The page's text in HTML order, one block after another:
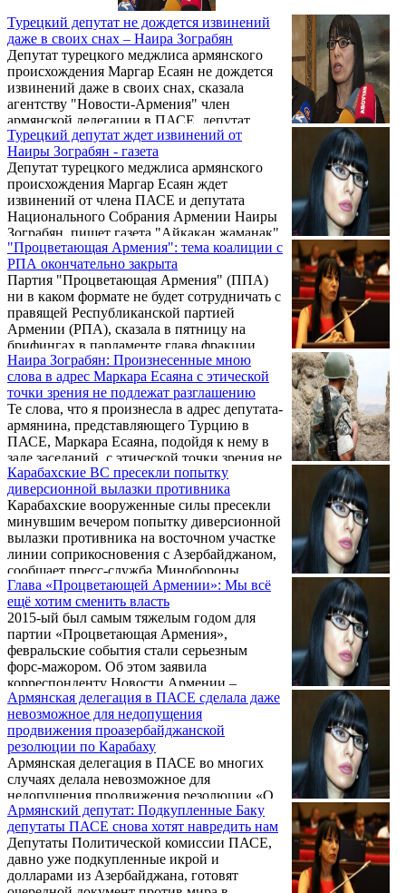
Турецкий депутат не дождется извинений
даже в своих снах – Наира Зограбян
Депутат турецкого меджлиса армянского
происхождения Маргар Есаян не дождется
извинений даже в своих снах, сказала
агентству "Новости-Армения" член
армянской делегации в ПАСЕ, депутат
Национального Собрания Армении Наира
Зограбян.
Турецкий депутат ждет извинений от
Наиры Зограбян - газета
Депутат турецкого меджлиса армянского
происхождения Маргар Есаян ждет
извинений от члена ПАСЕ и депутата
Национального Собрания Армении Наиры
Зограбян, пишет газета "Айкакан жаманак"
("Армянское время").
"Процветающая Армения": тема коалиции с
РПА окончательно закрыта
Партия "Процветающая Армения" (ППА)
ни в каком формате не будет сотрудничать с
правящей Республиканской партией
Армении (РПА), сказала в пятницу на
брифингах в парламенте глава фракции
"Процветающая Армения" Наира Зограбян.
Наира Зограбян: Произнесенные мною
слова в адрес Маркара Есаяна с этической
точки зрения не подлежат разглашению
Те слова, что я произнесла в адрес депутата-
армянина, представляющего Турцию в
ПАСЕ, Маркара Есаяна, подойдя к нему в
зале заседаний, с этической точки зрения не
подлежат разглашению. Об этом в беседе с
корреспондентом Новости Армении –
NEWS.am заявила член армянской
делегации в ПАСЕ Наира Зограбян.
Карабахские ВС пресекли попытку
диверсионной вылазки противника
Карабахские вооруженные силы пресекли
минувшим вечером попытку диверсионной
вылазки противника на восточном участке
линии соприкосновения с Азербайджаном,
сообщает пресс-служба Минобороны
Нагорно-Карабахской Республики.
Глава «Процветающей Армении»: Мы всё
ещё хотим сменить власть
2015-ый был самым тяжелым годом для
партии «Процветающая Армения»,
февральские события стали серьезным
форс-мажором. Об этом заявила
корреспонденту Новости Армении –
NEWS.am председатель партии Наира
Зограбян.
Армянская делегация в ПАСЕ сделала даже
невозможное для недопущения
продвижения проазербайджанской
резолюции по Карабаху
Армянская делегация в ПАСЕ во многих
случаях делала невозможное для
недопущения продвижения резолюции «О
росте напряжения в Нагорном Карабахе и
других оккупированных территориях
Азербайджана». Об этом заявила глава
фракции «Процветающая Армения» Наира
Зограбян, входящая в основной состав
Армянский депутат: Подкупленные Баку
депутаты ПАСЕ снова хотят навредить нам
Депутаты Политической комиссии ПАСЕ,
давно уже подкупленные икрой и
долларами из Азербайджана, готовят